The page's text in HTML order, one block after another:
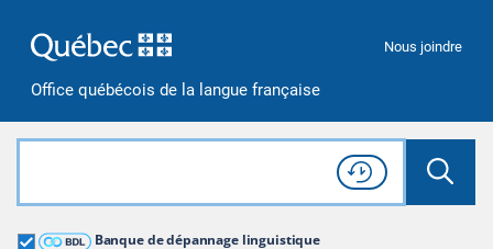
Office québécois de la langue française
Nous joindre
Rechercher dans tout le site
Lancer
Consulter l'
Historique
de recherche
Banque de dépannage linguistique
Grand dictionnaire terminologique